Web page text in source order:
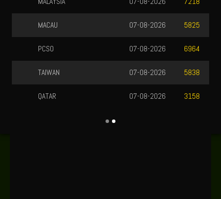
MACAU 5825
07-08-2026
6964
07-08-2026
TAIWAN 5838
07-08-2026
3158
07-08-2026